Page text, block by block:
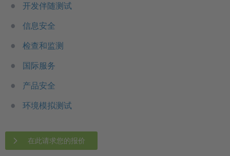
开发伴随测试
信息安全
检查和监测
国际服务
产品安全
环境模拟测试
在此请求您的报价